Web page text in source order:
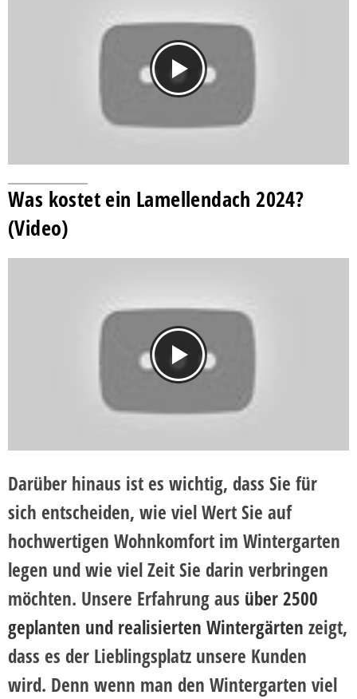
Was kostet ein Lamellendach 2024?
(Video)
Darüber hinaus ist es wichtig, dass Sie für
sich entscheiden, wie viel Wert Sie auf
hochwertigen Wohnkomfort im Wintergarten
legen und wie viel Zeit Sie darin verbringen
möchten. Unsere Erfahrung aus über 2500
geplanten und realisierten Wintergärten zeigt,
dass es der Lieblingsplatz unsere Kunden
wird. Denn wenn man den Wintergarten viel